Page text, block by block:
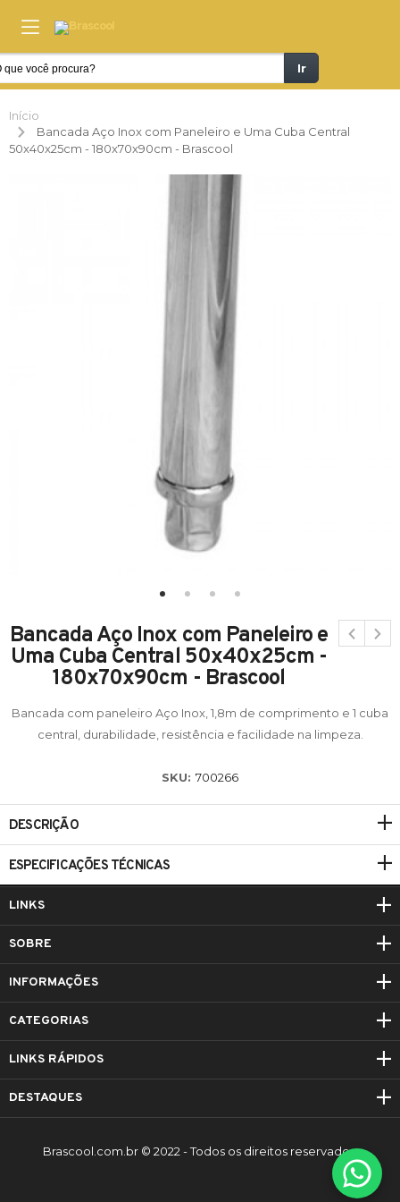
Ir
Início
Bancada Aço Inox com Paneleiro e Uma Cuba Central
50x40x25cm - 180x70x90cm - Brascool
Bancada Aço Inox com Paneleiro e
Uma Cuba Central 50x40x25cm -
180x70x90cm - Brascool
Bancada com paneleiro Aço Inox, 1,8m de comprimento e 1 cuba
central, durabilidade, resistência e facilidade na limpeza.
SKU: 700266
DESCRIÇÃO
ESPECIFICAÇÕES TÉCNICAS
LINKS
SOBRE
INFORMAÇÕES
CATEGORIAS
LINKS RÁPIDOS
DESTAQUES
Brascool.com.br © 2022 - Todos os direitos reservados.